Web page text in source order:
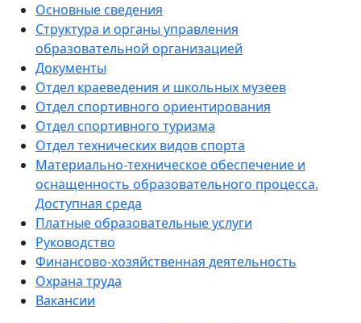
Основные сведения
Структура и органы управления
образовательной организацией
Документы
Отдел краеведения и школьных музеев
Отдел спортивного ориентирования
Отдел спортивного туризма
Отдел технических видов спорта
Материально-техническое обеспечение и
оснащенность образовательного процесса.
Доступная среда
Платные образовательные услуги
Руководство
Финансово-хозяйственная деятельность
Охрана труда
Вакансии